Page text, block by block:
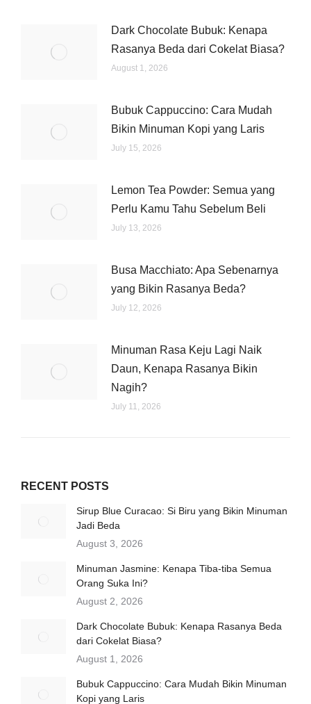
Dark Chocolate Bubuk: Kenapa
Rasanya Beda dari Cokelat Biasa?
August 1, 2026
Bubuk Cappuccino: Cara Mudah
Bikin Minuman Kopi yang Laris
July 15, 2026
Lemon Tea Powder: Semua yang
Perlu Kamu Tahu Sebelum Beli
July 13, 2026
Busa Macchiato: Apa Sebenarnya
yang Bikin Rasanya Beda?
July 12, 2026
Minuman Rasa Keju Lagi Naik
Daun, Kenapa Rasanya Bikin
Nagih?
July 11, 2026
RECENT POSTS
Sirup Blue Curacao: Si Biru yang Bikin Minuman
Jadi Beda
August 3, 2026
Minuman Jasmine: Kenapa Tiba-tiba Semua
Orang Suka Ini?
August 2, 2026
Dark Chocolate Bubuk: Kenapa Rasanya Beda
dari Cokelat Biasa?
August 1, 2026
Bubuk Cappuccino: Cara Mudah Bikin Minuman
Kopi yang Laris